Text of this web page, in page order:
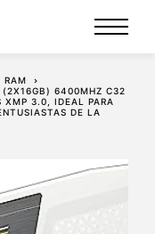
RAM
(2X16GB) 6400MHZ C32
XMP 3.0, IDEAL PARA
DE LA